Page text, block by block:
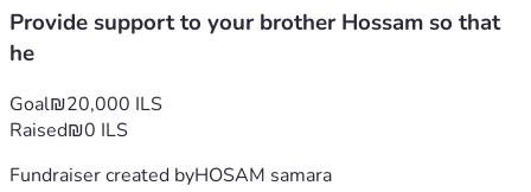
Provide support to your brother Hossam so that
he
Goal₪20,000 ILS
Raised₪0 ILS
Fundraiser created byHOSAM samara